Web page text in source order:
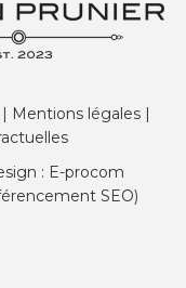
Mentions légales|
: E-procom
SEO)